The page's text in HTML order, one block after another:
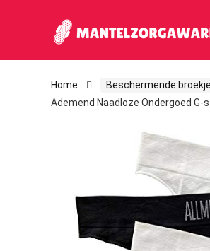
Home Beschermende
Ademend Naadloze Ondergoed G-